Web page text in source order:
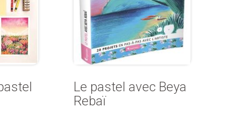
Le pastel avec Beya
Rebaï